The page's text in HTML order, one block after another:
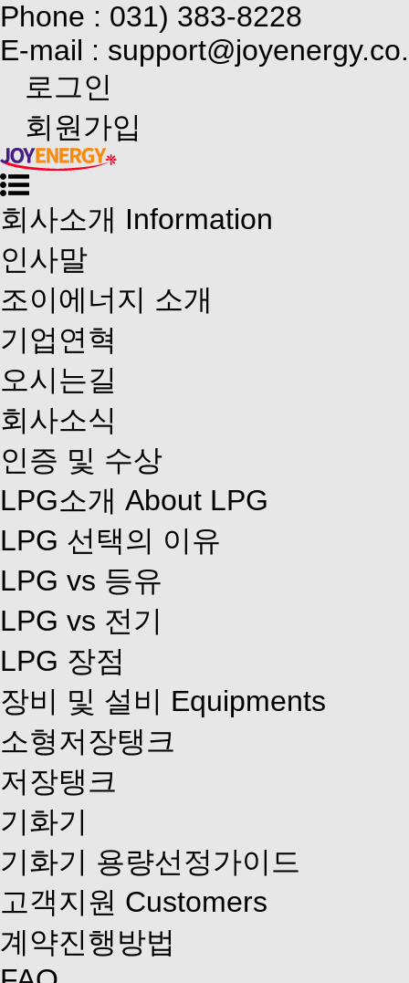
Phone : 031) 383-8228
E-mail :
로그인
회원가입
회사소개 Information
인사말
조이에너지 소개
기업연혁
오시는길
회사소식
인증 및 수상
LPG소개 About LPG
LPG 선택의 이유
LPG vs 등유
LPG vs 전기
LPG 장점
장비 및 설비
Equipments
소형저장탱크
저장탱크
기화기
기화기 용량선정가이드
고객지원 Customers
계약진행방법